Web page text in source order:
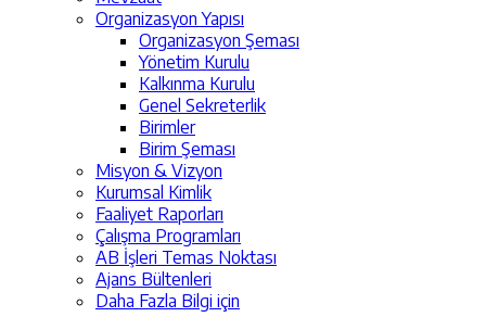
Organizasyon Yapısı
Organizasyon Şeması
Yönetim Kurulu
Kalkınma Kurulu
Genel Sekreterlik
Birimler
Birim Şeması
Misyon & Vizyon
Kurumsal Kimlik
Faaliyet Raporları
Çalışma Programları
AB İşleri Temas Noktası
Ajans Bültenleri
Daha Fazla Bilgi için